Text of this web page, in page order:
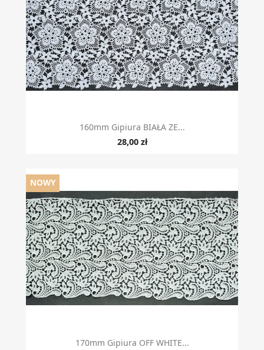
160mm Gipiura BIAŁA ZE...
28,00 zł
170mm Gipiura OFF WHITE...
NOWY